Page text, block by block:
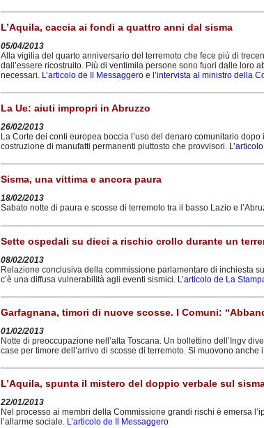
L’Aquila, caccia ai fondi a quattro anni dal sisma
05/04/2013
Alla vigilia del quarto anniversario del terremoto che fece più di
dall’essere ricostruito. Più di ventimila persone sono fuori dalle loro
necessari. L’articolo de Il Messaggero e l’intervista al ministro della
La Ue: aiuti impropri in Abruzzo
26/02/2013
La Corte dei conti europea boccia l’uso del denaro comunitario
costruzione di manufatti permanenti piuttosto che provvisori.
Sisma, una vittima e ancora paura
18/02/2013
Sabato notte di paura e scosse di terremoto tra il basso Lazio e
Sette ospedali su dieci a rischio crollo durante un
08/02/2013
Relazione conclusiva della commissione parlamentare di inchiesta
c’è una diffusa vulnerabilità agli eventi sismici. L’articolo de La
Garfagnana, timori di nuove scosse. I Comuni:
01/02/2013
Notte di preoccupazione nell’alta Toscana. Un bollettino dell’Ingv
case per timore dell’arrivo di scosse di terremoto. Si muovono anche
L’Aquila, spunta il mistero del doppio verbale sul
22/01/2013
Nel processo ai membri della Commissione grandi rischi è emersa
l’allarme sociale. L’articolo de Il Messaggero